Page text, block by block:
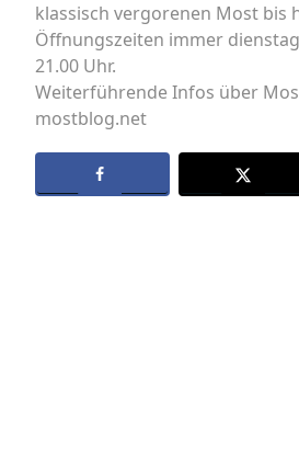
klassisch vergorenen Most bis
Öffnungszeiten immer
21.00 Uhr.
Weiterführende Infos über
mostblog.net